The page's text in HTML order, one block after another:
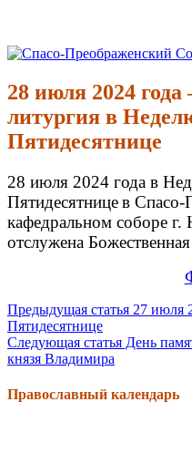
Перейти
содержимому
Спасо-Преображенский Собор
Спасо-Преображенский
28 июля 2024
литургия в
Пятидесятнице
28 июля 2024 года в
Пятидесятницев Спасо-
кафедральном соборе г.
отслужена
Продолжить
чтение
Предыдущая статья 27 июля
Пятидесятнице
Следующая статья День
князя Владимира
Православный календарь